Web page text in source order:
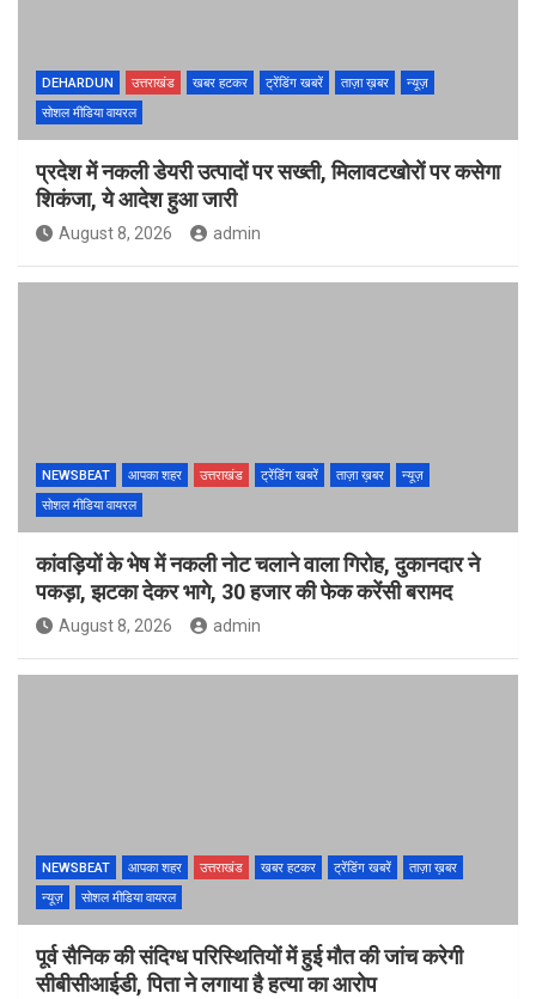
DEHARDUN उत्तराखंड खबर हटकर ट्रेंडिंग खबरें ताज़ा ख़बर
न्यूज़
सोशल मीडिया वायरल
प्रदेश में नकली डेयरी उत्पादों पर सख्ती, मिलावटखोरों पर कसेगा
शिकंजा, ये आदेश हुआ जारी
August 8, 2026 admin
NEWSBEAT आपका शहर उत्तराखंड ट्रेंडिंग खबरें ताज़ा ख़बर
न्यूज़
सोशल मीडिया वायरल
कांवड़ियों के भेष में नकली नोट चलाने वाला गिरोह, दुकानदार ने
पकड़ा, झटका देकर भागे, 30 हजार की फेक करेंसी बरामद
August 8, 2026 admin
NEWSBEAT आपका शहर उत्तराखंड खबर हटकर ट्रेंडिंग खबरें
ताज़ा ख़बर
न्यूज़
सोशल मीडिया वायरल
पूर्व सैनिक की संदिग्ध परिस्थितियों में हुई मौत की जांच करेगी
सीबीसीआईडी, पिता ने लगाया है हत्या का आरोप